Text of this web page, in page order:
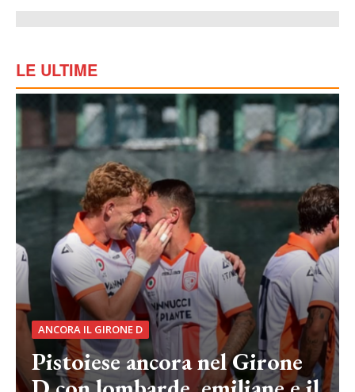
LE ULTIME
ANCORA IL GIRONE D
Pistoiese ancora nel Girone